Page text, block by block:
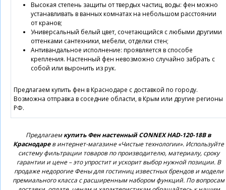
Высокая степень защиты от твердых частиц, воды: фен можно
устанавливать в ванных комнатах на небольшом расстоянии
от кранов;
Универсальный белый цвет, сочетающийся с любыми другими
оттенками сантехники, мебели, отделки стен;
Антивандальное исполнение: проявляется в способе
крепления. Настенный фен невозможно случайно забрать с
собой или выронить из рук.
Предлагаем купить фен в Краснодаре с доставкой по городу.
Возможна отправка в соседние области, в Крым или другие регионы
РФ.
Предлагаемкупить Фен настенный CONNEX HAD-120-18B в
Краснодарев интернет-магазине «Чистые технологии». Используйте
систему фильтрации товаров по производителю, материалу, сроку
гарантии и цене – это упростит и ускорит выбор нужной позиции. В
продаже недорогие Фены для гостиниц известных брендов и модели
премиального класса с расширенным набором функций. По вопросам